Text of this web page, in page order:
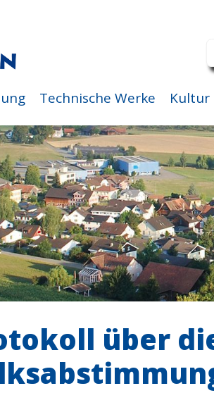
Technische Werke Kultur
über